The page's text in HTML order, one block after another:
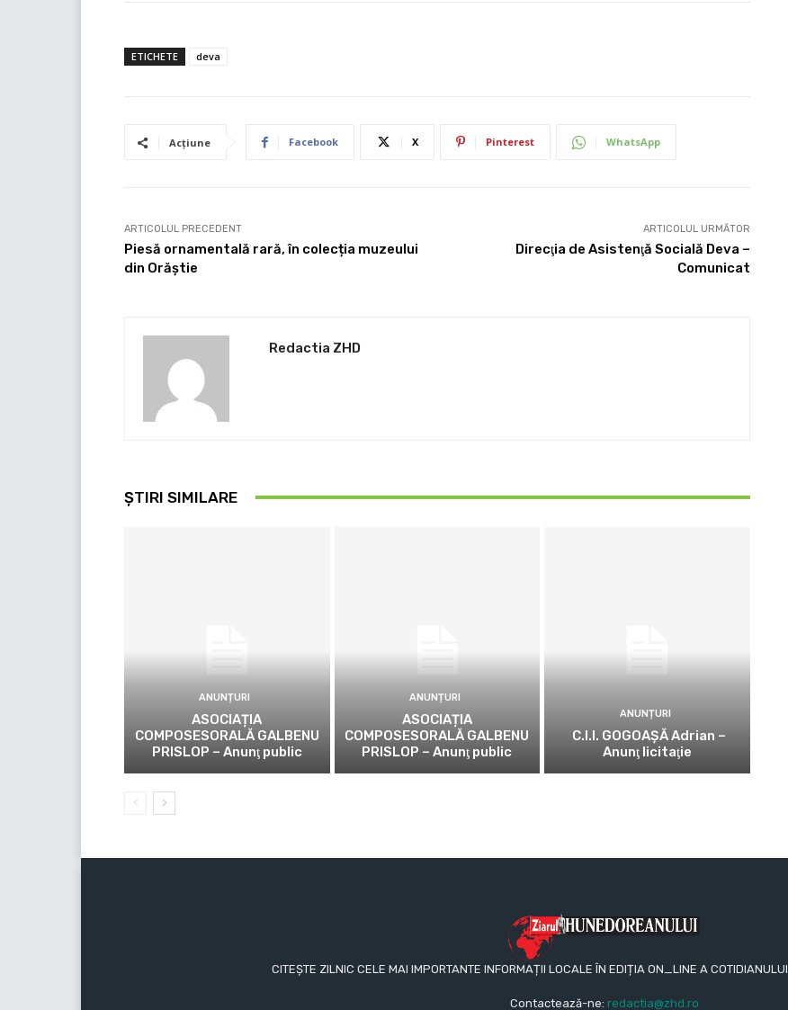
ETICHETE deva
Acțiune Facebook X Pinterest WhatsApp
ARTICOLUL PRECEDENT
Piesă ornamentală rară, în colecția muzeului
din Orăștie
ARTICOLUL URMĂTOR
Direcţia de Asistenţă Socială Deva –
Comunicat
Redactia ZHD
ȘTIRI SIMILARE
ANUNȚURI
ASOCIAȚIA
COMPOSESORALĂ GALBENU
PRISLOP – Anunţ public
ANUNȚURI
ASOCIAȚIA
COMPOSESORALĂ GALBENU
PRISLOP – Anunţ public
ANUNȚURI
C.I.I. GOGOAŞĂ Adrian –
Anunţ licitaţie
CITEȘTE ZILNIC CELE MAI IMPORTANTE INFORMAȚII LOCALE ÎN EDIȚIA ON_LINE A
Contactează-ne: redactia@zhd.ro